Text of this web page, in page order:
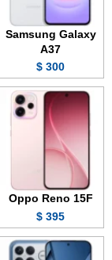
Samsung Galaxy
A37
300 $
Oppo Reno 15F
395 $